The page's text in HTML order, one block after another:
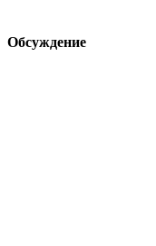
Обсуждение